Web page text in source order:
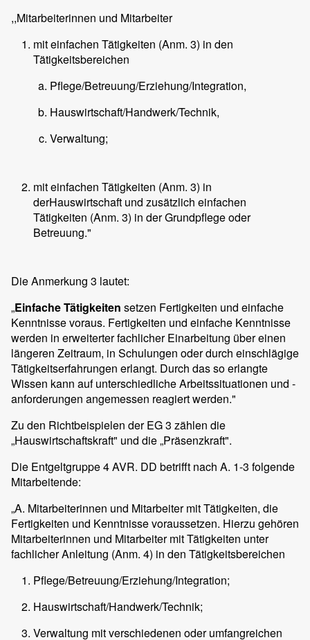
,,Mitarbeiterinnen und Mitarbeiter
mit einfachen Tätigkeiten (Anm. 3) in den
Tätigkeitsbereichen
Pflege/Betreuung/Erziehung/Integration,
Hauswirtschaft/Handwerk/Technik,
Verwaltung;
mit einfachen Tätigkeiten (Anm. 3) in
derHauswirtschaft und zusätzlich einfachen
Tätigkeiten (Anm. 3) in der Grundpflege oder
Betreuung."
Die Anmerkung 3 lautet:
„Einfache Tätigkeiten setzen Fertigkeiten und einfache
Kenntnisse voraus. Fertigkeiten und einfache Kenntnisse
werden in erweiterter fachlicher Einarbeitung über einen
längeren Zeitraum, in Schulungen oder durch einschlägige
Tätigkeitserfahrungen erlangt. Durch das so erlangte
Wissen kann auf unterschiedliche Arbeitssituationen und -
anforderungen angemessen reagiert werden."
Zu den Richtbeispielen der EG 3 zählen die
„Hauswirtschaftskraft" und die „Präsenzkraft".
Die Entgeltgruppe 4 AVR. DD betrifft nach A. 1-3 folgende
Mitarbeitende:
„A. Mitarbeiterinnen und Mitarbeiter mit Tätigkeiten, die
Fertigkeiten und Kenntnisse voraussetzen. Hierzu gehören
Mitarbeiterinnen und Mitarbeiter mit Tätigkeiten unter
fachlicher Anleitung (Anm. 4) in den Tätigkeitsbereichen
Pflege/Betreuung/Erziehung/Integration;
Hauswirtschaft/Handwerk/Technik;
Verwaltung mit verschiedenen oder umfangreichen